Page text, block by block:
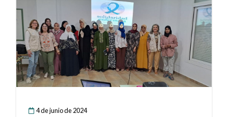
4 de junio de 2024